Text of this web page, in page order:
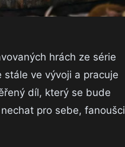
hrách ze série
stále ve vývoji a pracuje
díl, který se bude
pro sebe, fanoušci